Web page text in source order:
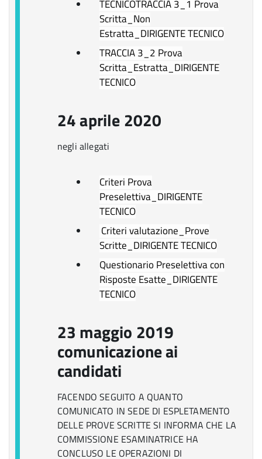
TECNICOTRACCIA 3_1 Prova
Scritta_Non
Estratta_DIRIGENTE TECNICO
TRACCIA 3_2 Prova
Scritta_Estratta_DIRIGENTE
TECNICO
24 aprile 2020
negli allegati
Criteri Prova
Preselettiva_DIRIGENTE
TECNICO
Criteri valutazione_Prove
Scritte_DIRIGENTE TECNICO
Questionario Preselettiva con
Risposte Esatte_DIRIGENTE
TECNICO
23 maggio 2019
comunicazione ai
candidati
FACENDO SEGUITO A QUANTO
COMUNICATO IN SEDE DI ESPLETAMENTO
DELLE PROVE SCRITTE SI INFORMA CHE LA
COMMISSIONE ESAMINATRICE HA
CONCLUSO LE OPERAZIONI DI